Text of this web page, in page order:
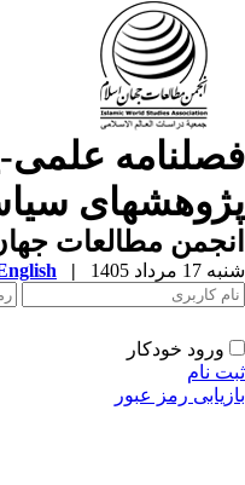
مطالعات جهان
مرداد 1405 |
English
]
ورود خودکار
نام
رمز عبور